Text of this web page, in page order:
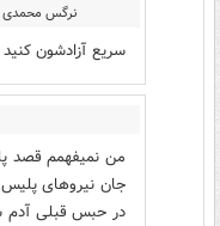
نرگس محمدی
سریع آزادشون
من نمیفهمم قصد
جان نیروهای
در حبس قبلی آدم